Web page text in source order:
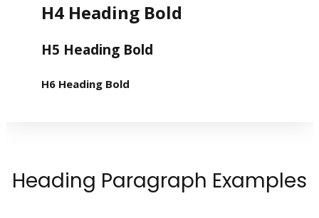
H4 Heading Bold
H5 Heading Bold
H6 Heading Bold
Heading Paragraph Examples